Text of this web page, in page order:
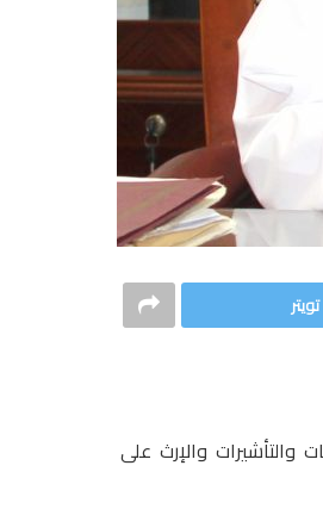
تويتر
والتأشيرات والإرث على